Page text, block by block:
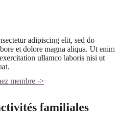
adipiscing elit, sed do
et dolore magna aliqua. Ut enim
ullamco laboris nisi ut
membre ->
familiales